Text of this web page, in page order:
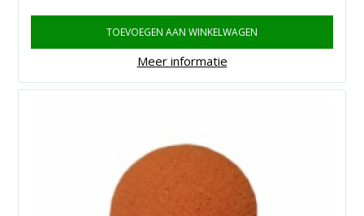
TOEVOEGEN AAN WINKELWAGEN
Meer informatie